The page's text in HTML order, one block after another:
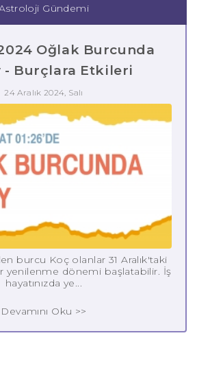
Gündemi
Oğlak Burcunda
- Burçlara Etkileri
24 Aralık 2024, Salı
burcu Koç olanlar 31 Aralık'taki
yenilenme dönemi başlatabilir. İş
hayatınızda ye...
Devamını Oku >>